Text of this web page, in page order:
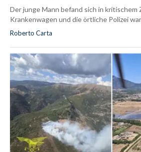
Der junge Mann befand sich in kritischem
Krankenwagen und die örtliche Polizei
Roberto Carta